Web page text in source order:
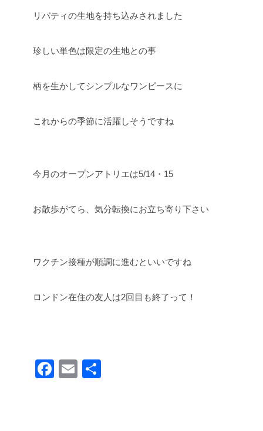
リバティの生地を持ち込みされました
珍しい単色は限定の生地との事
柄を生かしてシンプルなワンピースに
これからの季節に活躍しそうですね
今月のオープンアトリエは5/14・15
お散歩がてら、気分転換にお立ち寄り下さい
ワクチン接種が順調に進むといいですね
ロンドン在住の友人は2回目も終了って！
F
E